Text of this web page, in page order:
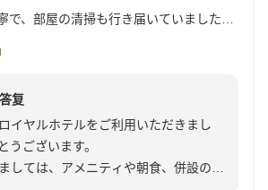
で、部屋の清掃も行き届いていました。
パジャマや低反発枕など、快適に過ごす
した。ここまでサービスが丁寧だとは思
フロントの方からの心遣いを感じまし
复
イヤルホテルをご利用いただきまし
うございます。
しては、アメニティや朝食、併設の大